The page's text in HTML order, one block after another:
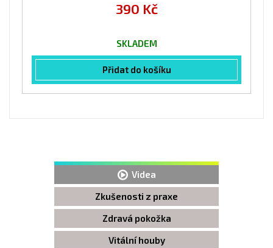
390 Kč
SKLADEM
Přidat do košíku
Videa
Zkušenosti z praxe
Zdravá pokožka
Vitální houby